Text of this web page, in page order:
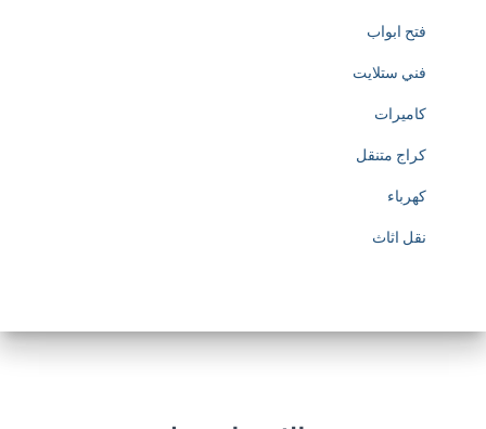
فتح ابواب
فني ستلايت
كاميرات
كراج متنقل
كهرباء
نقل اثاث